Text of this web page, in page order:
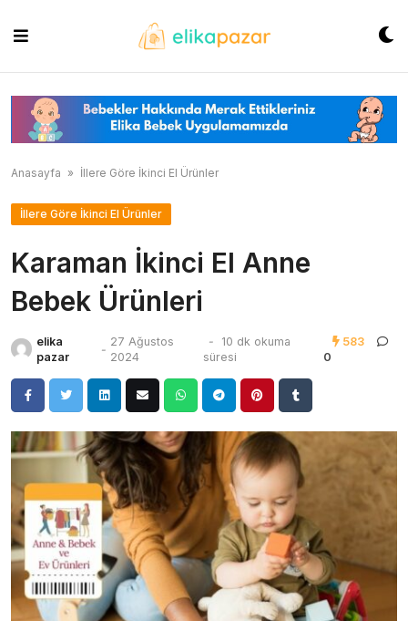
content
Anasayfa » İllere Göre İkinci El Ürünler
İllere Göre İkinci El Ürünler
Karaman İkinci El Anne
Bebek Ürünleri
elika
pazar
-
27 Ağustos
2024
-
10 dk okuma
süresi
583
0